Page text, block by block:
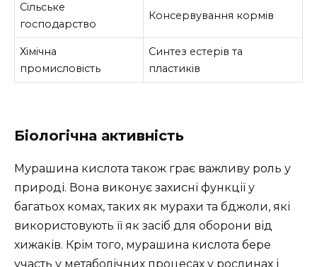
Сільське
господарство
Консервування кормів
Хімічна
промисловість
Синтез естерів та
пластиків
Біологічна активність
Мурашина кислота також грає важливу роль у
природі. Вона виконує захисні функції у
багатьох комах, таких як мурахи та бджоли, які
використовують її як засіб для оборони від
хижаків. Крім того, мурашина кислота бере
участь у метаболічних процесах у рослинах і